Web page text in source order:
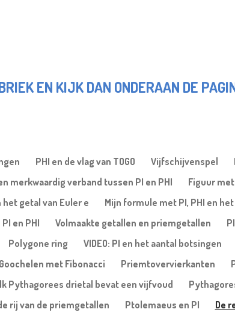
EN KIJK DAN ONDERAAN DE
PHI en de vlag van TOGO Vijfschijvenspel
merkwaardig verband tussen PI en PHI
Figuur
getal van Euler e
Mijn formule met PI, PHI en
en PHI Volmaakte getallen en priemgetallen
Polygone ring VIDEO: PI en het aantal botsingen
Goochelen met Fibonacci Priemtovervierkanten
Pythagorees drietal bevat een vijfvoud
rij van de priemgetallen Ptolemaeus en PI
De